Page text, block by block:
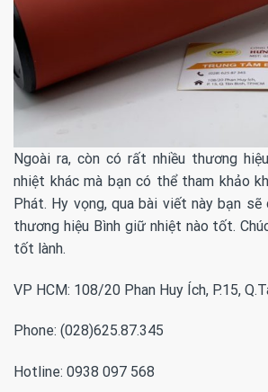
Ngoài ra, còn có rất nhiều thương
nhiệt khác mà bạn có thể tham khảo
Phát. Hy vọng, qua bài viết này bạn sẽ
thương hiệu Bình giữ nhiệt nào tốt.
tốt lành.
VP HCM: 108/20 Phan Huy Ích, P.15,
Phone: (028)625.87.345
Hotline: 0938 097 568